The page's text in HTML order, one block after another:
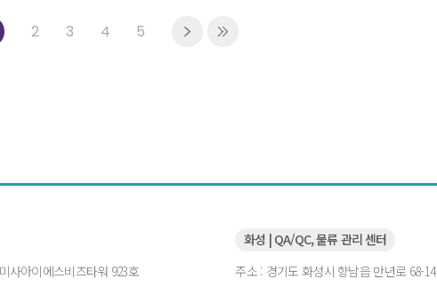
2 3 4 5
사아이에스비즈타워 923호
화성 | QA/QC, 물류 관리 센터
주소 : 경기도 화성시 향남읍 만년로 68-14